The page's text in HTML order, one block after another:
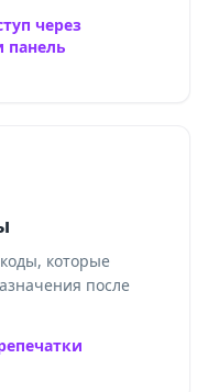
через
панель
которые
после